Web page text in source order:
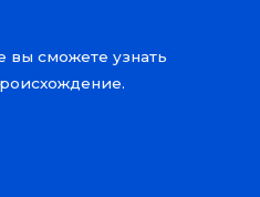
вы сможете узнать